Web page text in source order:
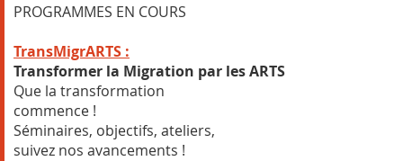
PROGRAMMES EN COURS
TransMigrARTS :
Transformer la Migration par les ARTS
Que la transformation
commence !
Séminaires, objectifs, ateliers,
suivez nos avancements !